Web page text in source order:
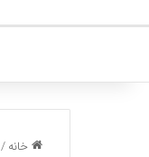
خانه/